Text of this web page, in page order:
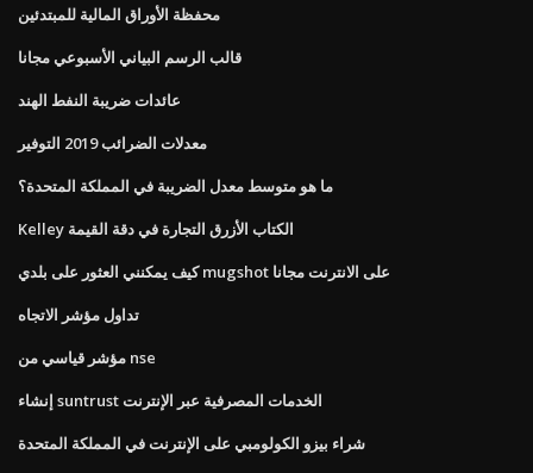
محفظة الأوراق المالية للمبتدئين
قالب الرسم البياني الأسبوعي مجانا
عائدات ضريبة النفط الهند
معدلات الضرائب 2019 التوفير
ما هو متوسط ​​معدل الضريبة في المملكة المتحدة؟
Kelley الكتاب الأزرق التجارة في دقة القيمة
كيف يمكنني العثور على بلدي mugshot على الانترنت مجانا
تداول مؤشر الاتجاه
مؤشر قياسي من nse
إنشاء suntrust الخدمات المصرفية عبر الإنترنت
شراء بيزو الكولومبي على الإنترنت في المملكة المتحدة